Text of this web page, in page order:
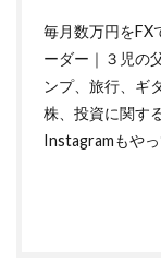
毎月数万円をFX
ーダー｜３児の
ンプ、旅行、ギ
株、投資に関す
Instagramもやっ